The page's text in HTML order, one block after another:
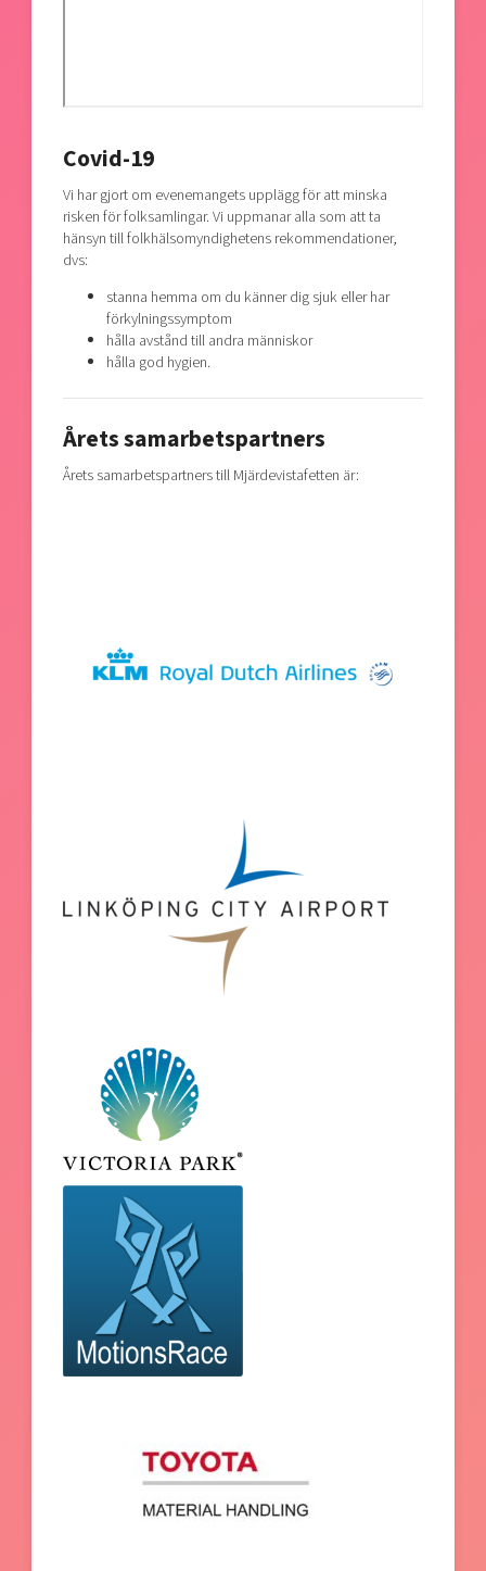
Covid-19
Vi har gjort om evenemangets upplägg för att minska
risken för folksamlingar. Vi uppmanar alla som att ta
hänsyn till folkhälsomyndighetens rekommendationer,
dvs:
stanna hemma om du känner dig sjuk eller har
förkylningssymptom
hålla avstånd till andra människor
hålla god hygien.
Årets samarbetspartners
Årets samarbetspartners till Mjärdevistafetten är: